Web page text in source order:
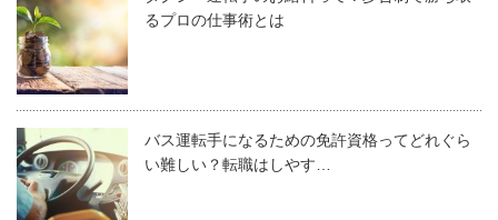
るプロの仕事術とは
バス運転手になるための免許資格ってどれぐら
い難しい？転職はしやす…